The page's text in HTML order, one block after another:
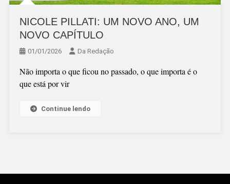
NICOLE PILLATI: UM NOVO ANO, UM
NOVO CAPÍTULO
01/01/2026 Da Redação
Não importa o que ficou no passado, o que importa é o
que está por vir
Continue lendo